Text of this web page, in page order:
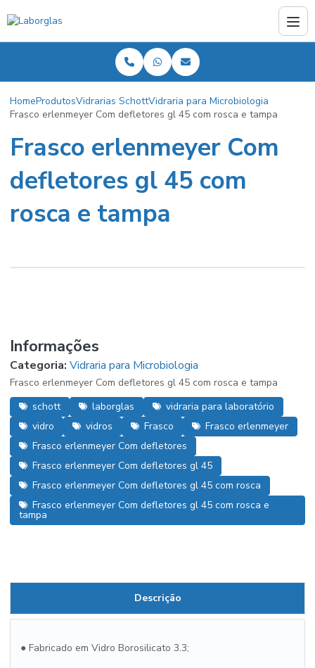
HomeProdutosVidrarias SchottVidraria para Microbiologia
Frasco erlenmeyer Com defletores gl 45 com rosca e tampa
Frasco erlenmeyer Com
defletores gl 45 com
rosca e tampa
Informações
Categoria: Vidraria para Microbiologia
Frasco erlenmeyer Com defletores gl 45 com rosca e tampa
schott
laborglas
vidraria para laboratório
vidro
vidros Frasco
Frasco erlenmeyer
Frasco erlenmeyer Com defletores
Frasco erlenmeyer Com defletores gl 45
Frasco erlenmeyer Com defletores gl 45 com rosca
Frasco erlenmeyer Com defletores gl 45 com rosca e
tampa
Descrição
● Fabricado em Vidro Borosilicato 3.3;